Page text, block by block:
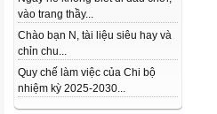
vào trang thầy...
Chào bạn N, tài liệu siêu hay và
chỉn chu...
Quy chế làm việc của Chi bộ
nhiệm kỳ 2025-2030...